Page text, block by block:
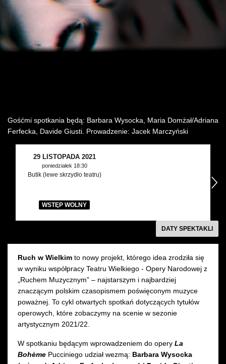
Wynajem kostiumów
Wynajem rekwizytów
Gośćmi spotkania będą: Barbara Wysocka, Maria Domżał/Adriana
Ferfecka, Davide Giusti. Prowadzenie: Jacek Marczyński
29 LISTOPADA 2021
poniedziałek 18:30
Butik (lewe skrzydło teatru)
WSTĘP WOLNY
DATY SPEKTAKLI
Ruch w Wielkim to nowy projekt, którego idea zrodziła się
w wyniku współpracy Teatru Wielkiego - Opery Narodowej z
„Ruchem Muzycznym” – najstarszym i najbardziej
znaczącym polskim czasopismem poświęconym muzyce
poważnej. To cykl otwartych spotkań dotyczących tytułów
operowych, które zobaczymy na scenie w sezonie
artystycznym 2021/22.
W spotkaniu będącym wprowadzeniem do opery La
Bohème Pucciniego udział wezmą: Barbara Wysocka